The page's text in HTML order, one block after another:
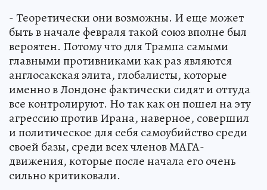
- Теоретически они возможны. И еще может
быть в начале февраля такой союз вполне был
вероятен. Потому что для Трампа самыми
главными противниками как раз являются
англосакская элита, глобалисты, которые
именно в Лондоне фактически сидят и оттуда
все контролируют. Но так как он пошел на эту
агрессию против Ирана, наверное, совершил
и политическое для себя самоубийство среди
своей базы, среди всех членов МАГА-
движения, которые после начала его очень
сильно критиковали.